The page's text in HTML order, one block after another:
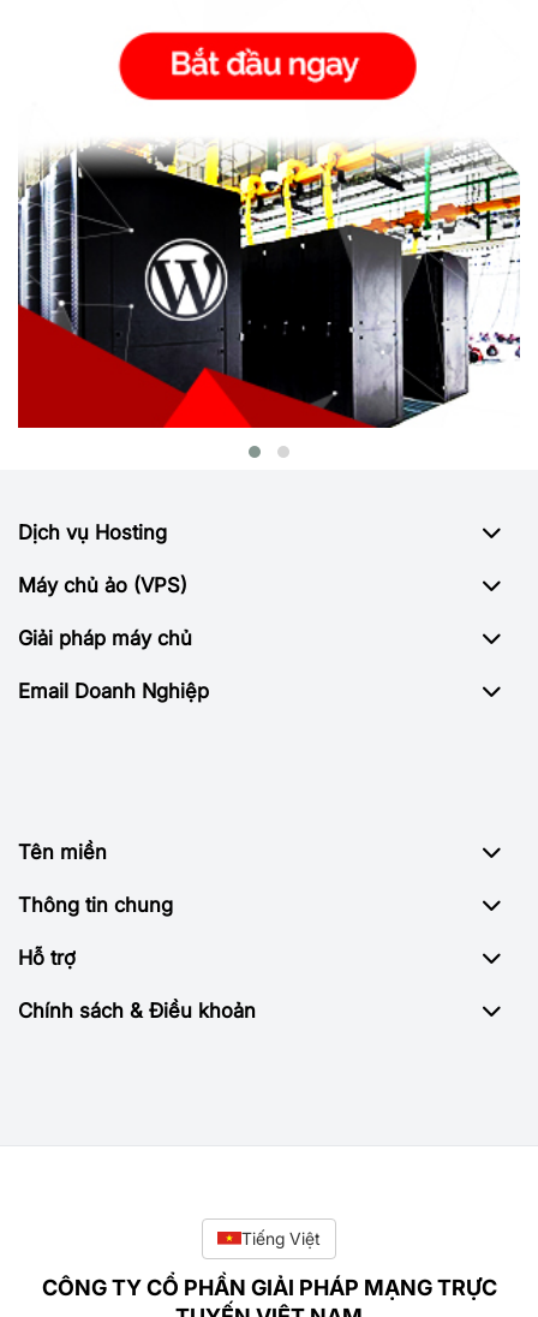
Dịch vụ Hosting
Máy chủ ảo (VPS)
Giải pháp máy chủ
Email Doanh Nghiệp
Tên miền
Thông tin chung
Hỗ trợ
Chính sách & Điều khoản
Tiếng Việt
CÔNG TY CỔ PHẦN GIẢI PHÁP MẠNG TRỰC